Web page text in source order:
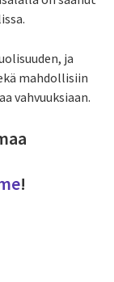
ja
mahdollisiin
vahvuuksiaan.
!